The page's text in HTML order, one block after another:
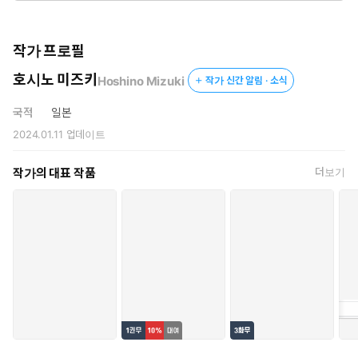
작가 프로필
호시노 미즈키 Hoshino Mizuki 작가 신간 알림 · 소식
국적 일본
2024.01.11 업데이트
작가의 대표 작품 더보기